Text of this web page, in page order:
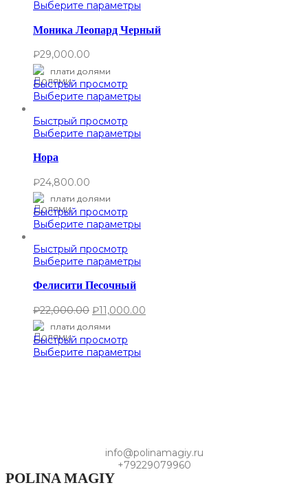
Выберите параметры
Моника Леопард Черный
₽29,000.00
плати долями
Быстрый просмотр
Выберите параметры
Быстрый просмотр
Выберите параметры
Нора
₽24,800.00
плати долями
Быстрый просмотр
Выберите параметры
Быстрый просмотр
Выберите параметры
Фелисити Песочный
₽22,000.00 ₽11,000.00
плати долями
Быстрый просмотр
Выберите параметры
info@polinamagiy.ru
+79229079960
POLINA MAGIY